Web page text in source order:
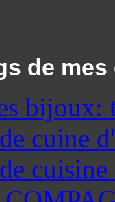
de
bijoux:
cuine